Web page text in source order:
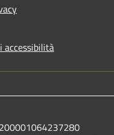
accessibilità